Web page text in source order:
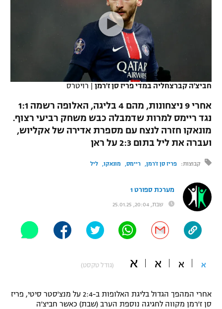
תוצאות
לוח שידורים
ברחבה
"מעל הליגה" – פודקאסט
"מחצית בשכונה" – פודקאסט
משתתפים וזוכים בפרסים
תקנון משתתפים וזוכים בפרסים
טניס
מכבי תל אביב
הפועל תל אביב
הפועל חיפה
בני יהודה
ליגה צרפתית
ליגה טורקית
ליגה סינית
ליגה ברזילאית
ליגות נוספות
הפועל ירושלים
דני אבדיה
ג'ודו
אגרוף
UFC
ספורט מוטורי
כדורמים
חביצ'ה קברצחליה במדי פריז סן ז'רמן | רויטרס
אחרי 9 ניצחונות, מהם 4 בליגה, האלופה רשמה 1:1
נגד ריימס למרות שדמבלה כבש משחק רביעי רצוף.
מונאקו חזרה לנצח עם מספרת אדירה של אקליוש,
ועברה את ליל בתום 2:3 על ראן
קבוצות: פריז סן ז'רמן ריימס מונאקו ליל
מערכת ספורט 1
שבת, 20:04, 25.01.25
א א א א (גודל טקסט)
אחרי המהפך הגדול בליגת האלופות ב-2:4 על מנצ'סטר סיטי, פריז
סן ז'רמן מקווה לחגיגה נוספת הערב (שבת) כאשר חביצ'ה